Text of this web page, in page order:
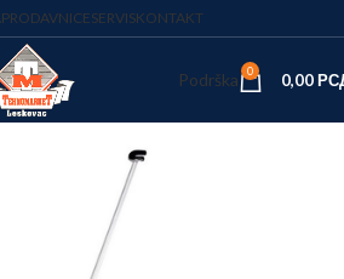
PRODAVNICESERVISKONTAKT
Podrška 0 0,00